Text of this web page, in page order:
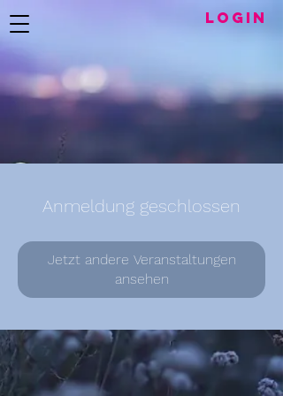
LogIN
Anmeldung geschlossen
Jetzt andere Veranstaltungen
ansehen